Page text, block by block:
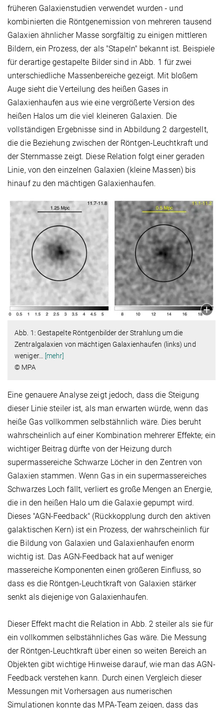
früheren Galaxienstudien verwendet wurden - und
kombinierten die Röntgen­emission von mehreren tausend
Galaxien ähnlicher Masse sorgfältig zu einigen mittleren
Bildern, ein Prozess, der als "Stapeln" bekannt ist. Beispiele
für derartige gestapelte Bilder sind in Abb. 1 für zwei
unterschiedliche Massenbereiche gezeigt. Mit bloßem
Auge sieht die Verteilung des heißen Gases in
Galaxienhaufen aus wie eine vergrößerte Version des
heißen Halos um die viel kleineren Galaxien. Die
vollständigen Ergebnisse sind in Abbildung 2 dargestellt,
die die Beziehung zwischen der Röntgen-Leuchtkraft und
der Sternmasse zeigt. Diese Relation folgt einer geraden
Linie, von den einzelnen Galaxien (kleine Massen) bis
hinauf zu den mächtigen Galaxienhaufen.
Abb. 1: Gestapelte Röntgenbilder der Strahlung um die
Zentralgalaxien von mächtigen Galaxienhaufen (links) und
weniger…
[mehr]
© MPA
Eine genauere Analyse zeigt jedoch, dass die Steigung
dieser Linie steiler ist, als man erwarten würde, wenn das
heiße Gas vollkommen selbstähnlich wäre. Dies beruht
wahrscheinlich auf einer Kombination mehrerer Effekte; ein
wichtiger Beitrag dürfte von der Heizung durch
supermassereiche Schwarze Löcher in den Zentren von
Galaxien stammen. Wenn Gas in ein supermassereiches
Schwarzes Loch fällt, verliert es große Mengen an Energie,
die in den heißen Halo um die Galaxie gepumpt wird.
Dieses "AGN-Feedback" (Rückkopplung durch den aktiven
galaktischen Kern) ist ein Prozess, der wahrscheinlich für
die Bildung von Galaxien und Galaxienhaufen enorm
wichtig ist. Das AGN-Feedback hat auf weniger
massereiche Komponenten einen größeren Einfluss, so
dass es die Röntgen-Leuchtkraft von Galaxien stärker
senkt als diejenige von Galaxienhaufen.
Dieser Effekt macht die Relation in Abb. 2 steiler als sie für
ein vollkommen selbstähnliches Gas wäre. Die Messung
der Röntgen-Leuchtkraft über einen so weiten Bereich an
Objekten gibt wichtige Hinweise darauf, wie man das AGN-
Feedback verstehen kann. Durch einen Vergleich dieser
Messungen mit Vorhersagen aus numerischen
Simulationen konnte das MPA-Team zeigen, dass das